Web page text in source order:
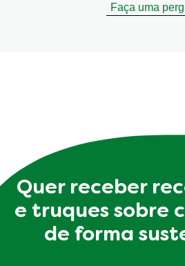
Faça uma
Quer receber
e truques sobre
de forma